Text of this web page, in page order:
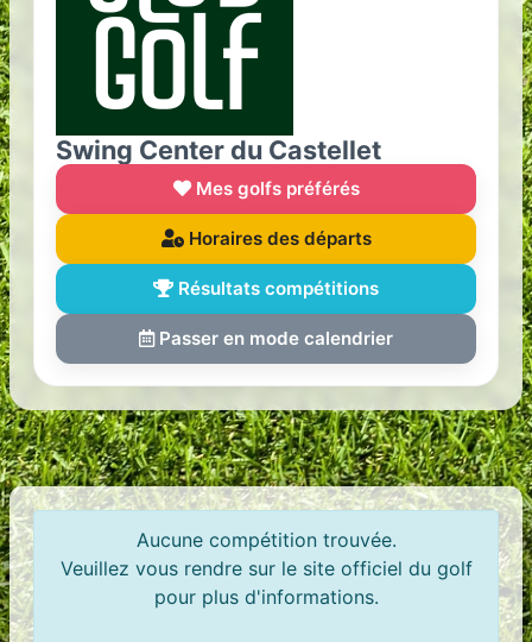
Swing Center du Castellet
Mes golfs préférés
Horaires des départs
Résultats compétitions
Passer en mode calendrier
Aucune compétition trouvée.
Veuillez vous rendre sur le site officiel du golf
pour plus d'informations.